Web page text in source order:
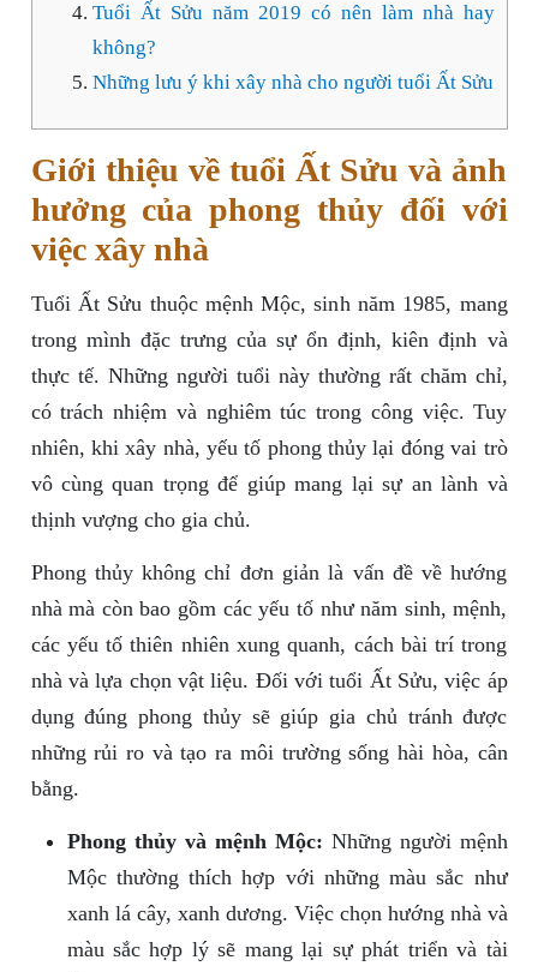
Tuổi Ất Sửu năm 2019 có nên làm nhà hay
không?
Những lưu ý khi xây nhà cho người tuổi Ất Sửu
Giới thiệu về tuổi Ất Sửu và ảnh
hưởng của phong thủy đối với
việc xây nhà
Tuổi Ất Sửu thuộc mệnh Mộc, sinh năm 1985, mang
trong mình đặc trưng của sự ổn định, kiên định và
thực tế. Những người tuổi này thường rất chăm chỉ,
có trách nhiệm và nghiêm túc trong công việc. Tuy
nhiên, khi xây nhà, yếu tố phong thủy lại đóng vai trò
vô cùng quan trọng để giúp mang lại sự an lành và
thịnh vượng cho gia chủ.
Phong thủy không chỉ đơn giản là vấn đề về hướng
nhà mà còn bao gồm các yếu tố như năm sinh, mệnh,
các yếu tố thiên nhiên xung quanh, cách bài trí trong
nhà và lựa chọn vật liệu. Đối với tuổi Ất Sửu, việc áp
dụng đúng phong thủy sẽ giúp gia chủ tránh được
những rủi ro và tạo ra môi trường sống hài hòa, cân
bằng.
Phong thủy và mệnh Mộc: Những người mệnh
Mộc thường thích hợp với những màu sắc như
xanh lá cây, xanh dương. Việc chọn hướng nhà và
màu sắc hợp lý sẽ mang lại sự phát triển và tài